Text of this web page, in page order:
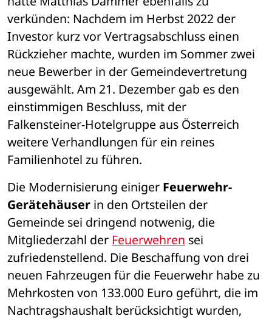
verkünden: Nachdem im Herbst 2022 der
Investor kurz vor Vertragsabschluss einen
Rückzieher machte, wurden im Sommer zwei
neue Bewerber in der Gemeindevertretung
ausgewählt. Am 21. Dezember gab es den
einstimmigen Beschluss, mit der
Falkensteiner-Hotelgruppe aus Österreich
weitere Verhandlungen für ein reines
Familienhotel zu führen.
Die Modernisierung einiger Feuerwehr-
Gerätehäuser in den Ortsteilen der
Gemeinde sei dringend notwenig, die
Mitgliederzahl der Feuerwehren sei
zufriedenstellend. Die Beschaffung von drei
neuen Fahrzeugen für die Feuerwehr habe zu
Mehrkosten von 133.000 Euro geführt, die im
Nachtragshaushalt berücksichtigt wurden,